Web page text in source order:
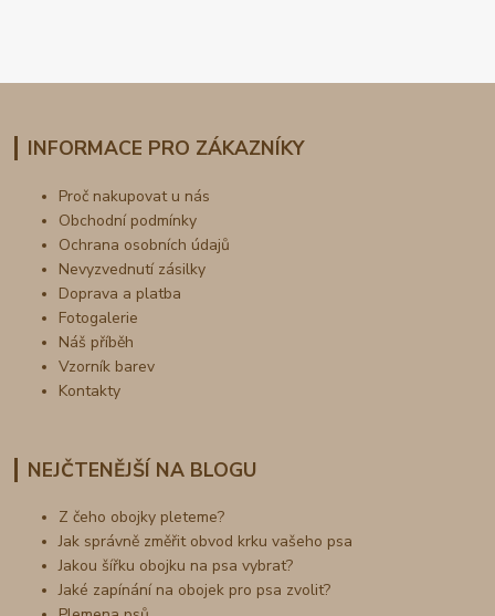
INFORMACE PRO ZÁKAZNÍKY
Proč nakupovat u nás
Obchodní podmínky
Ochrana osobních údajů
Nevyzvednutí zásilky
Doprava a platba
Fotogalerie
Náš příběh
Vzorník barev
Kontakty
NEJČTENĚJŠÍ NA BLOGU
Z čeho obojky pleteme?
Jak správně změřit obvod krku vašeho psa
Jakou šířku obojku na psa vybrat?
Jaké zapínání na obojek pro psa zvolit?